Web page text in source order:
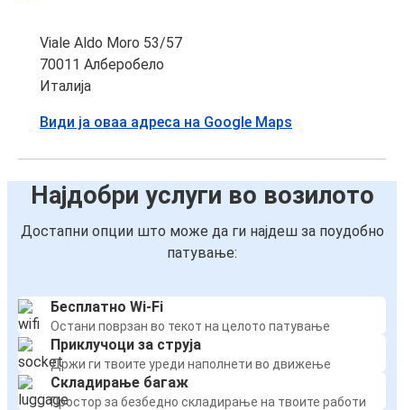
Viale Aldo Moro 53/57
70011 Алберобело
Италија
Види ја оваа адреса на Google Maps
Најдобри услуги во возилото
Достапни опции што може да ги најдеш за поудобно
патување:
Бесплатно Wi-Fi
Остани поврзан во текот на целото патување
Приклучоци за струја
Држи ги твоите уреди наполнети во движење
Складирање багаж
Простор за безбедно складирање на твоите работи